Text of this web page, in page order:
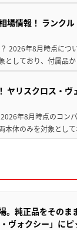
場情報！ ランク
2026年8月時点につ
としており、付属品
ヤリスクロス・ヴ
年8月時点のコン
本体のみを対象とし
。純正品をそのま
ヴォクシー」にピ